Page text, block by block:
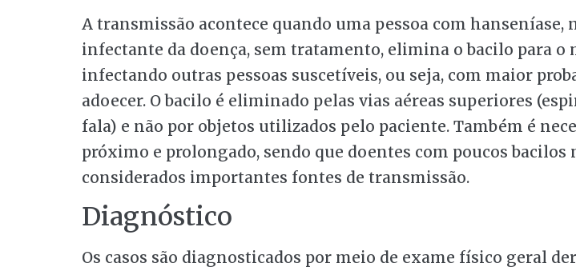
A transmissão acontece quando uma pessoa com hanseníase,
infectante da doença, sem tratamento, elimina o bacilo para o
infectando outras pessoas suscetíveis, ou seja, com maior
adoecer. O bacilo é eliminado pelas vias aéreas superiores
fala) e não por objetos utilizados pelo paciente. Também é
próximo e prolongado, sendo que doentes com poucos bacilos
considerados importantes fontes de transmissão.
Diagnóstico
Os casos são diagnosticados por meio de exame físico geral